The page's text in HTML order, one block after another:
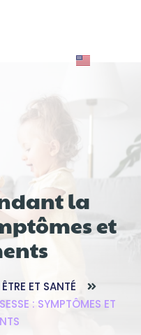
la
et
ET SANTÉ
: SYMPTÔMES ET